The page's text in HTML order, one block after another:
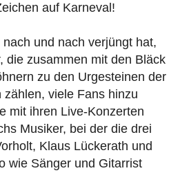
auf Karneval!
und nach verjüngt hat,
die zusammen mit den Bläck
zu den Urgesteinen der
zählen, viele Fans hinzu
mit ihren Live-Konzerten
Musiker, bei der die drei
Klaus Lückerath und
wie Sänger und Gitarrist